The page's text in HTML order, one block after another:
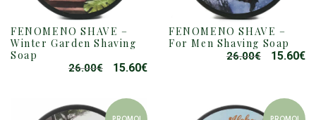
FENOMENO SHAVE –
Winter Garden Shaving
Soap
26.00€
IL
ORIGINALE
ERA:
15.60€IL
È:
FENOMENO SHAVE –
For Men Shaving Soap
26.00€
IL
ERA:
26.00€.
15.60€IL